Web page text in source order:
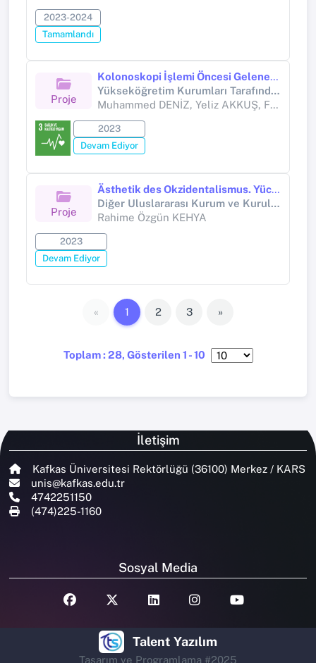
2023-2024
Tamamlandı
Proje
Kolonoskopi İşlemi Öncesi Geleneksel Ebru Sanatı Uygulamasının Hastalarda Anksiyete ve Hasta Memnuniyeti Üzerine Etkisi:Randomize Kontrollü Çalışma
Yükseköğretim Kurumları Tarafından Destekli Bilimsel Araştırma Projesi (Yükseköğretim Kurumları tarafından destekli bilimsel araştırma projesi)
Muhammed DENİZ, Yeliz AKKUŞ, Feyzi AYDIN, Kenan BİNNETOĞLU
2023
Devam Ediyor
Proje
Ästhetik des Okzidentalismus. Yücel Çakmaklıs islamisch-turkistisches Millî Sinema („Nationales Kino“) (1964-2006)
Diğer Uluslararası Kurum ve Kuruluşlar (Diğer (Uluslararası))
Rahime Özgün KEHYA
2023
Devam Ediyor
Toplam : 28, Gösterilen 1 - 10
« 1 2 3 »
İletişim
Kafkas Üniversitesi Rektörlüğü (36100) Merkez / KARS
unis@kafkas.edu.tr
4742251150
(474)225-1160
Sosyal Media
Talent Yazılım
Tasarım ve Programlama #2025